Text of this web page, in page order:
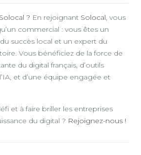
? En rejoignant Solocal, vous
commercial : vous êtes un
succès local et un expert du
Vous bénéficiez de la force de
du digital français, d’outils
et d’une équipe engagée et
et à faire briller les entreprises
du digital ? Rejoignez-nous !